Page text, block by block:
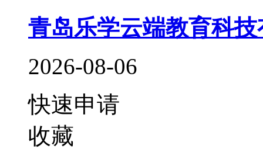
青岛乐学云端教育科
2026-08-06
快速申请
收藏